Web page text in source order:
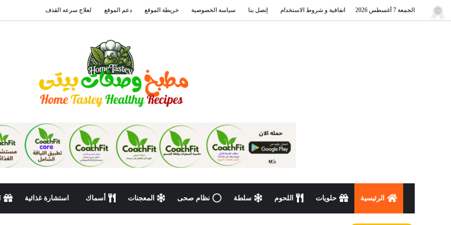
الجمعة 7 أغسطس 2026 اتفاقية و شروط الاستخدام إتصل بنا سياسة الخصوصية خريطة الموقع دعم الموقع لعلاج سرعه القذف
الرئيسية حلويات اللحوم سلطة نظام صحى المعجنات أسماك استشارة غذائية